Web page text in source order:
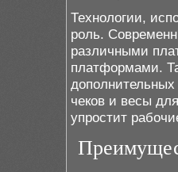
Технологии,
роль.
различными
платформами.
дополнительных
чеков и весы
упростит